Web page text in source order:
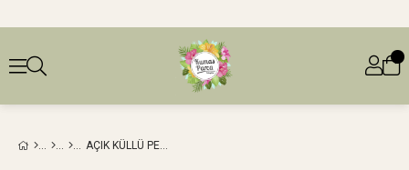
AÇIK KÜLLÜ PEMBE RENKTE POPLIN DOKUMA EN: 150